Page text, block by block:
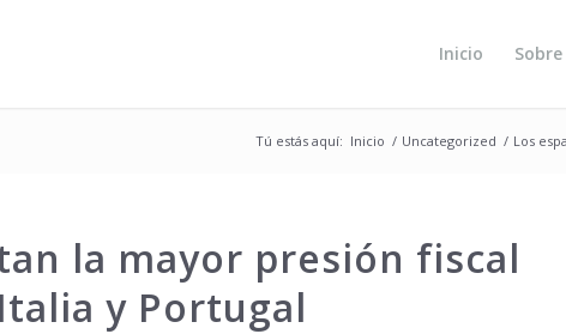
Inicio
Tú estás aquí: Inicio / Uncategorized / Los
la mayor presión fiscal
y Portugal